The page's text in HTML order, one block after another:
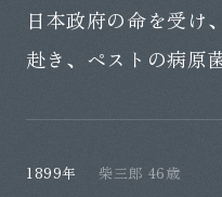
日本政府の命を受け
赴き、ペストの病原
1899年 柴三郎 46歳